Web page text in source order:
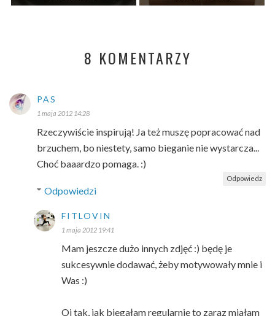
8 KOMENTARZY
PAS
1 maja 2012 14:28
Rzeczywiście inspirują! Ja też muszę popracować nad
brzuchem, bo niestety, samo bieganie nie wystarcza...
Choć baaardzo pomaga. :)
Odpowiedz
Odpowiedzi
FITLOVIN
1 maja 2012 19:41
Mam jeszcze dużo innych zdjęć :) będę je
sukcesywnie dodawać, żeby motywowały mnie i
Was :)
Oj tak, jak biegałam regularnie to zaraz miałam